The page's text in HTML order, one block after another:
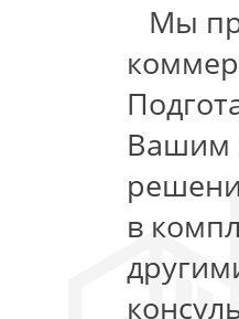
Mы
Вашим
в